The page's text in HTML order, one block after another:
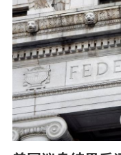
火险、家居、宠
保险资讯专栏
联络我们
联络方式